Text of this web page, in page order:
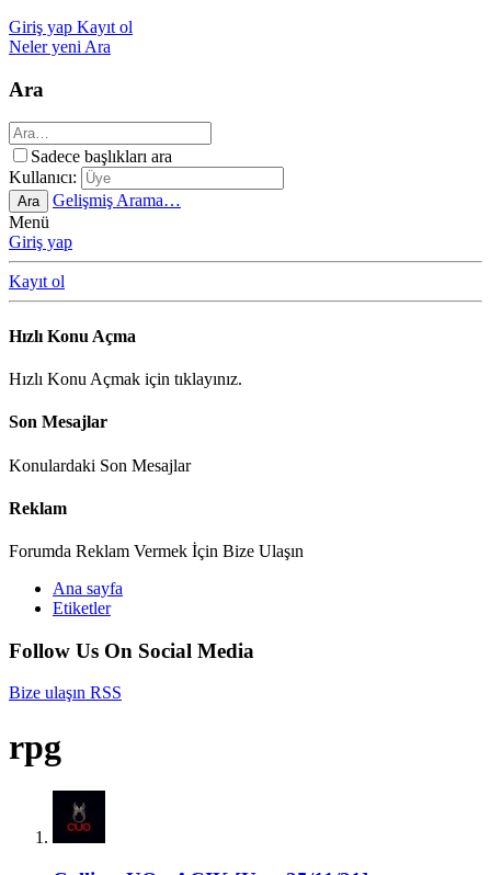
Giriş yap Kayıt ol
Neler yeni Ara
Ara
Sadece başlıkları ara
Kullanıcı:
Ara
Gelişmiş Arama…
Menü
Giriş yap
Kayıt ol
Hızlı Konu Açma
Hızlı Konu Açmak için tıklayınız.
Son Mesajlar
Konulardaki Son Mesajlar
Reklam
Forumda Reklam Vermek İçin Bize Ulaşın
Ana sayfa
Etiketler
Follow Us On Social Media
Bize ulaşın RSS
rpg